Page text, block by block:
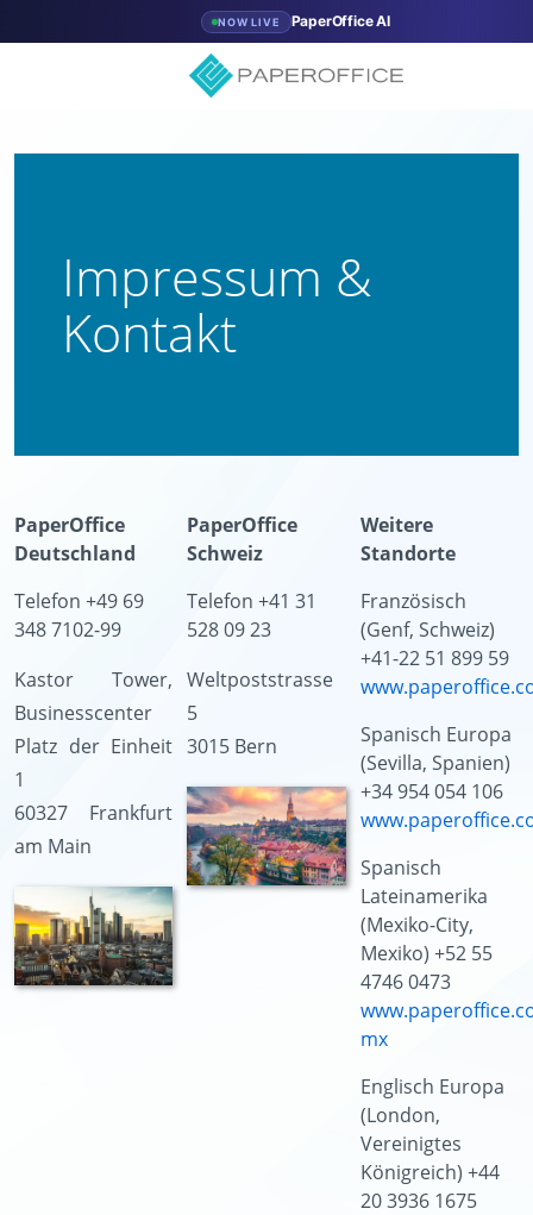
NOW LIVE PaperOffice AI
Impressum &
Kontakt
PaperOffice
Deutschland
Telefon +49 69
348 7102-99
Kastor Tower,
Businesscenter
Platz der Einheit
1
60327 Frankfurt
am Main
PaperOffice
Schweiz
Telefon +41 31
528 09 23
Weltpoststrasse
5
3015 Bern
Weitere
Standorte
Französisch
(Genf, Schweiz)
+41-22 51 899 59
Spanisch Europa
(Sevilla, Spanien)
+34 954 054 106
Spanisch
Lateinamerika
(Mexiko-City,
Mexiko) +52 55
4746 0473
mx
Englisch Europa
(London,
Vereinigtes
Königreich) +44
20 3936 1675